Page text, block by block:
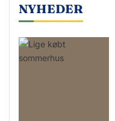
NYHEDER